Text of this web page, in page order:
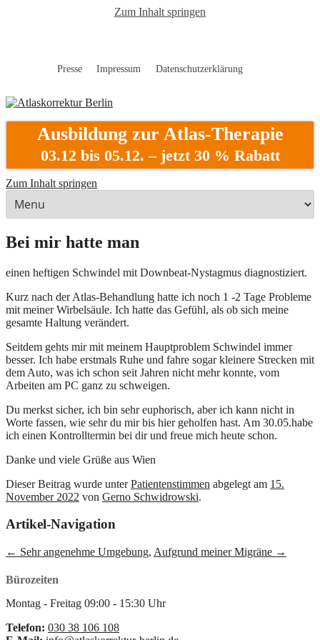
Zum Inhalt springen
Presse Impressum Datenschutzerklärung
Atlaskorrektur Berlin
Ausbildung zur Atlas-Therapie
03.12 bis 05.12. – jetzt 30 % Rabatt
Zum Inhalt springen
Bei mir hatte man
einen heftigen Schwindel mit Downbeat-Nystagmus diagnostiziert.
Kurz nach der Atlas-Behandlung hatte ich noch 1 -2 Tage Probleme
mit meiner Wirbelsäule. Ich hatte das Gefühl, als ob sich meine
gesamte Haltung verändert.
Seitdem gehts mir mit meinem Hauptproblem Schwindel immer
besser. Ich habe erstmals Ruhe und fahre sogar kleinere Strecken mit
dem Auto, was ich schon seit Jahren nicht mehr konnte, vom
Arbeiten am PC ganz zu schweigen.
Du merkst sicher, ich bin sehr euphorisch, aber ich kann nicht in
Worte fassen, wie sehr du mir bis hier geholfen hast. Am 30.05.habe
ich einen Kontrolltermin bei dir und freue mich heute schon.
Danke und viele Grüße aus Wien
Dieser Beitrag wurde unterPatientenstimmen abgelegt am 15.
November 2022 von Gerno Schwidrowski.
Artikel-Navigation
← Sehr angenehme Umgebung, Aufgrund meiner Migräne →
Bürozeiten
Montag - Freitag 09:00 - 15:30 Uhr
Telefon: 030 38 106 108